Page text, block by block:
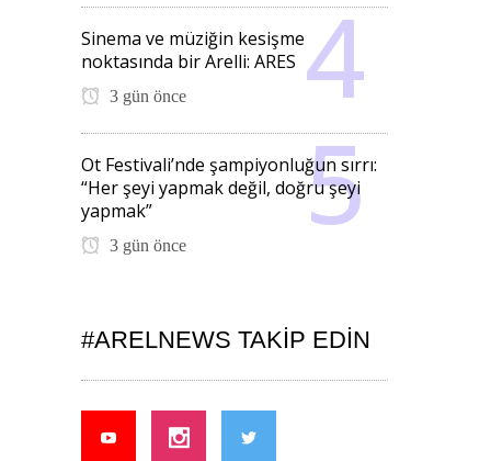
Sinema ve müziğin kesişme
noktasında bir Arelli: ARES
3 gün önce
Ot Festivali’nde şampiyonluğun sırrı:
“Her şeyi yapmak değil, doğru şeyi
yapmak”
3 gün önce
#ARELNEWS TAKIP EDIN